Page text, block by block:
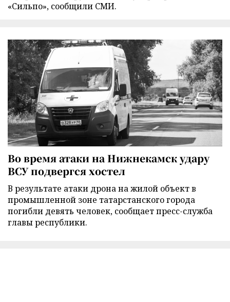
«Сильпо», сообщили СМИ.
Во время атаки на Нижнекамск удару
ВСУ подвергся хостел
В результате атаки дрона на жилой объект в
промышленной зоне татарстанского города
погибли девять человек, сообщает пресс-служба
главы республики.